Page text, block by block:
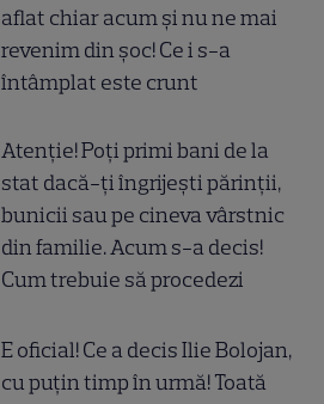
aflat chiar acum și nu ne mai
revenim din șoc! Ce i s-a
întâmplat este crunt
Atenție! Poți primi bani de la
stat dacă-ți îngrijești părinții,
bunicii sau pe cineva vârstnic
din familie. Acum s-a decis!
Cum trebuie să procedezi
E oficial! Ce a decis Ilie Bolojan,
cu puțin timp în urmă! Toată